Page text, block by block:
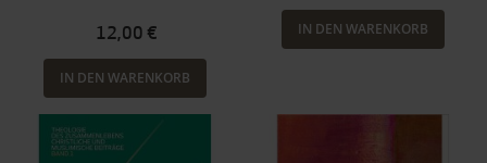
12,00 €
IN DEN WARENKORB
IN DEN WARENKORB